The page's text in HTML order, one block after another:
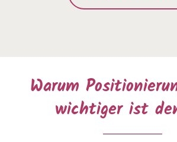
Warum
wichtiger ist